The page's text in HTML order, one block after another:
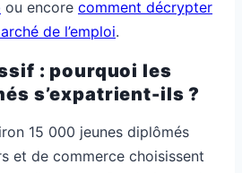
ou encore comment décrypter
de l’emploi.
: pourquoi les
s’expatrient-ils ?
15 000 jeunes diplômés
et de commerce choisissent